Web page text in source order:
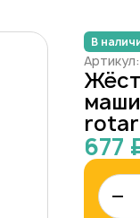
В
677
–